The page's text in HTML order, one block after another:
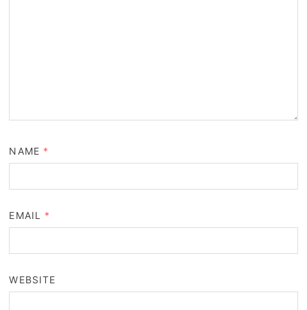
NAME *
EMAIL *
WEBSITE